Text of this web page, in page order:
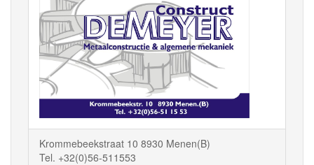
Krommebeekstraat 10 8930 Menen(B)
Tel. +32(0)56-511553